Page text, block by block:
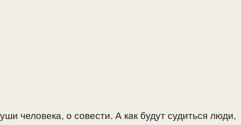
человека, о совести. А как будут судиться люди,